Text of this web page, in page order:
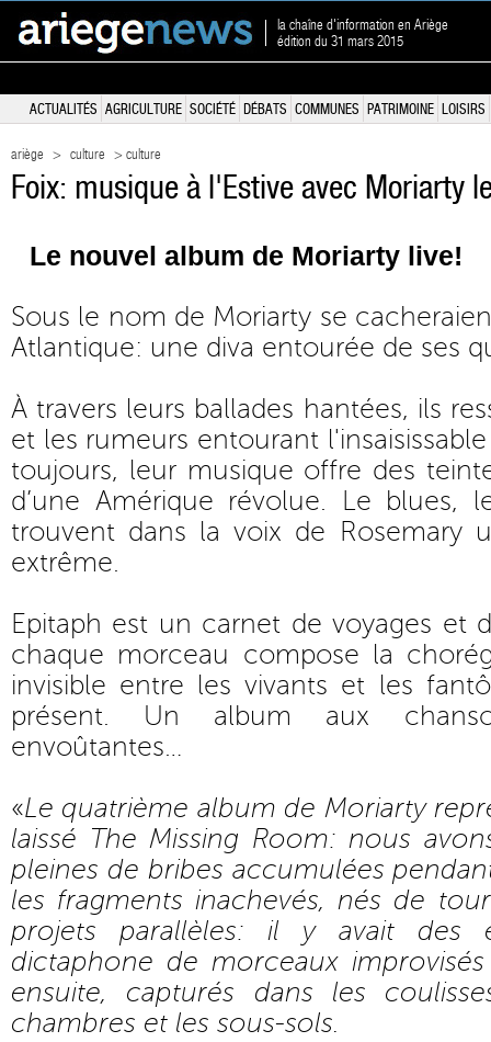
la chaîne d'information en Ariège
édition du 31 mars 2015
ACTUALITÉS AGRICULTURE SOCIÉTÉ DÉBATS COMMUNES PATRIMOINE LOISIRS
ariège > culture > culture
Foix: musique à l'Estive avec Moriarty
Le nouvel album de Moriarty live!
Sous le nom de Moriarty se
Atlantique: une diva entourée de ses
À travers leurs ballades hantées, ils
et les rumeurs entourant l'insaisissable
toujours, leur musique offre des
d’une Amérique révolue. Le
trouvent dans la voix de Rosemary
extrême.
Epitaph est un carnet de voyages et
chaque morceau compose la
invisible entre les vivants et les
présent. Un album aux
envoûtantes…
«Le quatrième album de Moriarty
laissé The Missing Room: nous
pleines de bribes accumulées
les fragments inachevés, nés de
projets parallèles: il y avait des
dictaphone de morceaux
ensuite, capturés dans les
chambres et les sous-sols.